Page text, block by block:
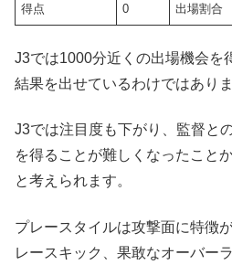
得点 0 出場割合
J3では1000分近くの出場機会を
結果を出せているわけではありま
J3では注目度も下がり、監督と
を得ることが難しくなったこと
と考えられます。
プレースタイルは攻撃面に特徴
レースキック、果敢なオーバー